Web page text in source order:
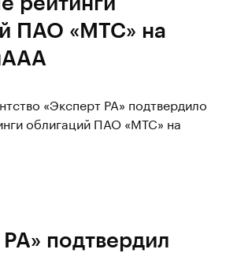
ПАО «МТС» на
«Эксперт РА» подтвердило
облигаций ПАО «МТС» на
подтвердил